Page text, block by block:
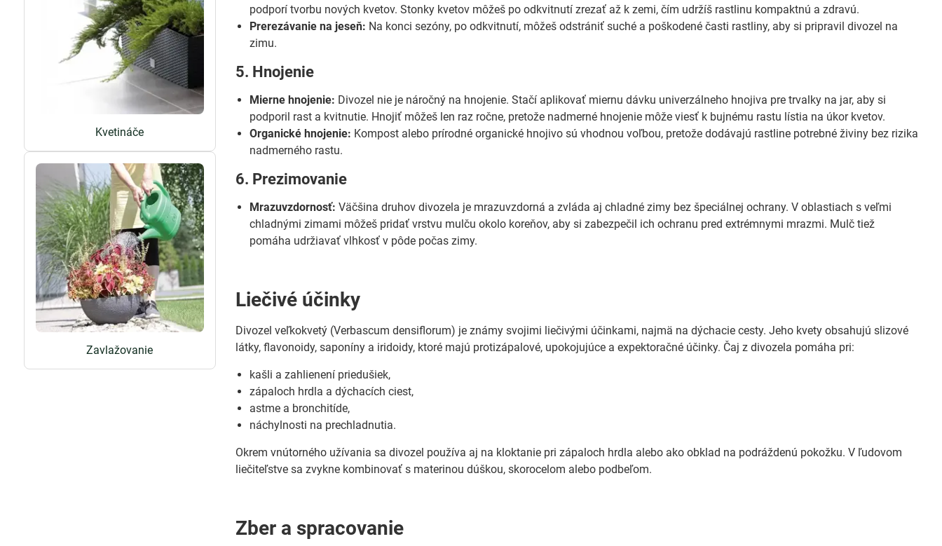
podporí tvorbu nových kvetov. Stonky kvetov môžeš po odkvitnutí zrezať až k zemi, čím udržíš rastlinu kompaktnú a zdravú.
Prerezávanie na jeseň: Na konci sezóny, po odkvitnutí, môžeš odstrániť suché a poškodené časti rastliny, aby si pripravil divozel na
zimu.
5. Hnojenie
Mierne hnojenie: Divozel nie je náročný na hnojenie. Stačí aplikovať miernu dávku univerzálneho hnojiva pre trvalky na jar, aby si
podporil rast a kvitnutie. Hnojiť môžeš len raz ročne, pretože nadmerné hnojenie môže viesť k bujnému rastu lístia na úkor kvetov.
Organické hnojenie: Kompost alebo prírodné organické hnojivo sú vhodnou voľbou, pretože dodávajú rastline potrebné živiny bez rizika
nadmerného rastu.
6. Prezimovanie
Mrazuvzdornosť: Väčšina druhov divozela je mrazuvzdorná a zvláda aj chladné zimy bez špeciálnej ochrany. V oblastiach s veľmi
chladnými zimami môžeš pridať vrstvu mulču okolo koreňov, aby si zabezpečil ich ochranu pred extrémnymi mrazmi. Mulč tiež
pomáha udržiavať vlhkosť v pôde počas zimy.
Liečivé účinky
Divozel veľkokvetý (Verbascum densiflorum) je známy svojimi liečivými účinkami, najmä na dýchacie cesty. Jeho kvety obsahujú slizové
látky, flavonoidy, saponíny a iridoidy, ktoré majú protizápalové, upokojujúce a expektoračné účinky. Čaj z divozela pomáha pri:
kašli a zahlienení priedušiek,
zápaloch hrdla a dýchacích ciest,
astme a bronchitíde,
náchylnosti na prechladnutia.
Okrem vnútorného užívania sa divozel používa aj na kloktanie pri zápaloch hrdla alebo ako obklad na podráždenú pokožku. V ľudovom
liečiteľstve sa zvykne kombinovať s materinou dúškou, skorocelom alebo podbeľom.
Zber a spracovanie
Kvetináče
Zavlažovanie